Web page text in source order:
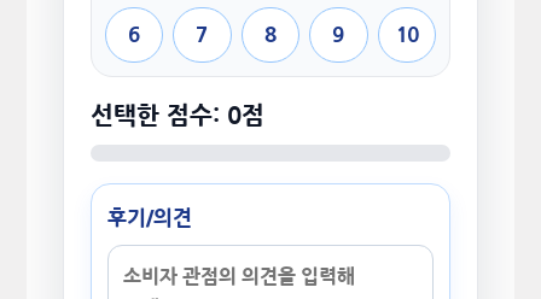
6 7 8 9 10
선택한 점수: 0점
후기/의견